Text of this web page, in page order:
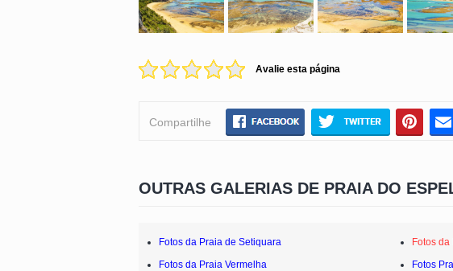
Avalie esta página
Compartilhe
OUTRAS GALERIAS DE PRAIA DO
Fotos da Praia de Setiquara Fotos
Fotos da Praia Vermelha
Fotos